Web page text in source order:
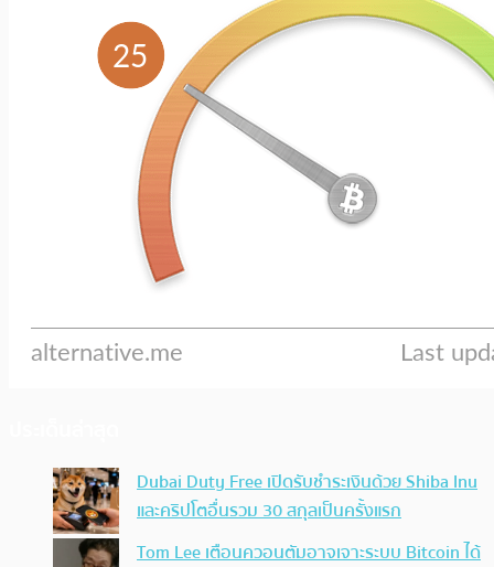
Dubai Duty Free เปิดรับชำระเงินด้วย Shiba Inu
และคริปโตอื่นรวม 30 สกุลเป็นครั้งแรก
Tom Lee เตือนควอนตัมอาจเจาะระบบ Bitcoin ได้